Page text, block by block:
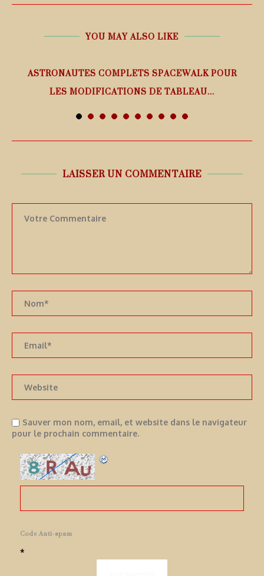
YOU MAY ALSO LIKE
ASTRONAUTES COMPLETS SPACEWALK POUR
LES MODIFICATIONS DE TABLEAU...
LAISSER UN COMMENTAIRE
Sauver mon nom, email, et website dans le navigateur
pour le prochain commentaire.
Code Anti-spam
*